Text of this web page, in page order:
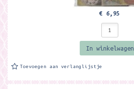
€ 6,95
In winkelwagen
Toevoegen aan verlanglijstje